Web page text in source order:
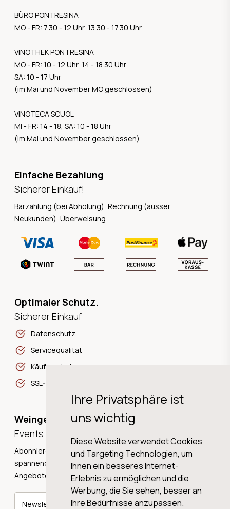
Ihre Privatsphäre ist
uns wichtig
Diese Website verwendet Cookies
und Targeting Technologien, um
Ihnen ein besseres Internet-
Erlebnis zu ermöglichen und die
Werbung, die Sie sehen, besser an
Ihre Bedürfnisse anzupassen.
BÜRO PONTRESINA
MO - FR: 7.30 - 12 Uhr, 13.30 - 17.30 Uhr
VINOTHEK PONTRESINA
MO - FR: 10 - 12 Uhr, 14 - 18.30 Uhr
SA: 10 - 17 Uhr
(im Mai und November MO geschlossen)
VINOTECA SCUOL
MI - FR: 14 - 18, SA: 10 - 18 Uhr
(im Mai und November geschlossen)
Einfache Bezahlung
Sicherer Einkauf!
Barzahlung (bei Abholung), Rechnung (ausser
Neukunden), Überweisung
Optimaler Schutz.
Sicherer Einkauf
Datenschutz
Servicequalität
Käuferschutz
SSL-Verschlüsselung
Weingeschichten,
Events und Neuigkeiten!
Abonnieren Sie unseren Newsletter und erhalten Sie
spannende Weingeschichten, Neuigkeiten und tolle
Angebote direkt in Ihre Mailbox.
Newsletter abonnieren